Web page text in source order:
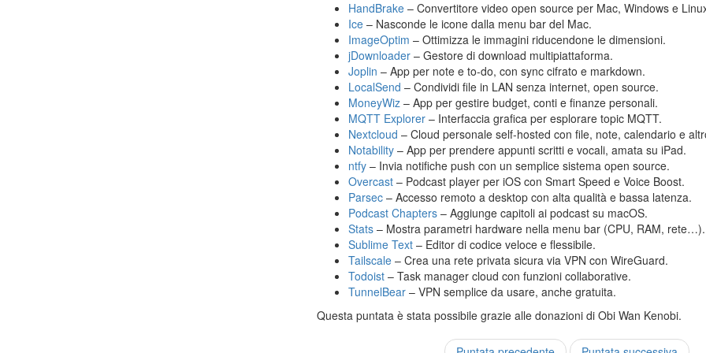
HandBrake – Convertitore video open source per Mac, Windows e
Ice – Nasconde le icone dalla menu bar del Mac.
ImageOptim – Ottimizza le immagini riducendone le dimensioni.
jDownloader – Gestore di download multipiattaforma.
Joplin – App per note e to-do, con sync cifrato e markdown.
LocalSend – Condividi file in LAN senza internet, open source.
MoneyWiz – App per gestire budget, conti e finanze personali.
MQTT Explorer – Interfaccia grafica per esplorare topic MQTT.
Nextcloud – Cloud personale self-hosted con file, note, calendario e
Notability – App per prendere appunti scritti e vocali, amata su iPad.
ntfy – Invia notifiche push con un semplice sistema open source.
Overcast – Podcast player per iOS con Smart Speed e Voice Boost.
Parsec – Accesso remoto a desktop con alta qualità e bassa latenza.
Podcast Chapters – Aggiunge capitoli ai podcast su macOS.
Stats – Mostra parametri hardware nella menu bar (CPU, RAM, rete…).
Sublime Text – Editor di codice veloce e flessibile.
Tailscale – Crea una rete privata sicura via VPN con WireGuard.
Todoist – Task manager cloud con funzioni collaborative.
TunnelBear – VPN semplice da usare, anche gratuita.
Questa puntata è stata possibile grazie alle donazioni di Obi Wan Kenobi.